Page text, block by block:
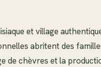
et village
abritent des
de chèvres et la